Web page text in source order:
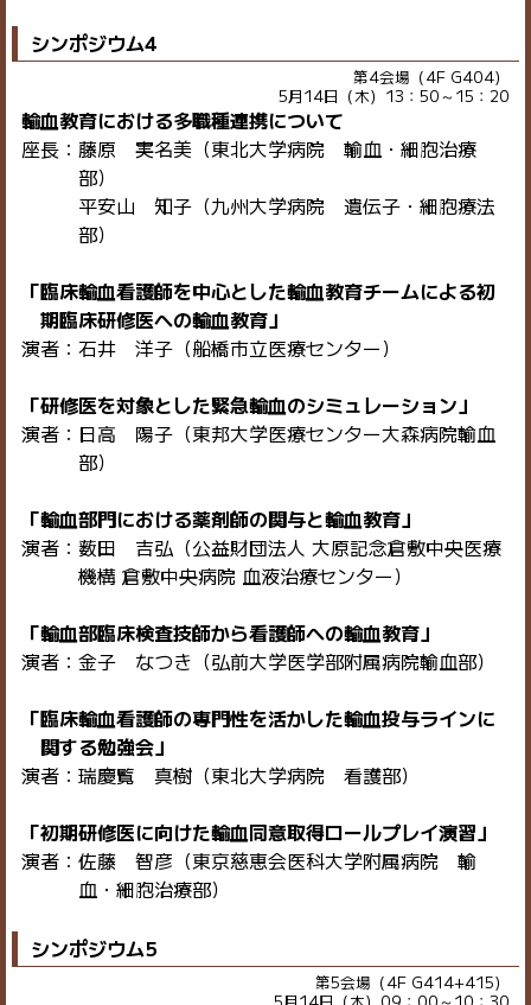
シンポジウム4
第4会場（4F G404）
5月14日（木）13：50～15：20
輸血教育における多職種連携について
座長：藤原 実名美（東北大学病院 輸血・細胞治療
部）
平安山 知子（九州大学病院 遺伝子・細胞療法
部）
「臨床輸血看護師を中心とした輸血教育チームによる初
期臨床研修医への輸血教育」
演者：石井 洋子（船橋市立医療センター）
「研修医を対象とした緊急輸血のシミュレーション」
演者：日高 陽子（東邦大学医療センター大森病院輸血
部）
「輸血部門における薬剤師の関与と輸血教育」
演者：薮田 吉弘（公益財団法人 大原記念倉敷中央医療
機構 倉敷中央病院 血液治療センター）
「輸血部臨床検査技師から看護師への輸血教育」
演者：金子 なつき（弘前大学医学部附属病院輸血部）
「臨床輸血看護師の専門性を活かした輸血投与ラインに
関する勉強会」
演者：瑞慶覧 真樹（東北大学病院 看護部）
「初期研修医に向けた輸血同意取得ロールプレイ演習」
演者：佐藤 智彦（東京慈恵会医科大学附属病院 輸
血・細胞治療部）
シンポジウム5
第5会場（4F G414+415）